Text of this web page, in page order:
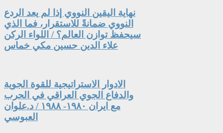
نهاية اليقين النووي إذا لم يعد الردع
النووي ضمانةً للاستقرار، فما الذي
سيحفظ توازن العالم؟ / اللواء الركن
علاء الدين حسين مكي خماس
الادوار الاستراتيجية للقوة الجوية
والدفاع الجوي العراقي في الحرب
مع ايران ١٩٨٠- ١٩٨٨ / د.علوان
العبوسي